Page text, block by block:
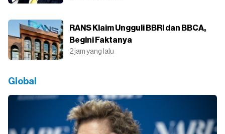
RANS Klaim Ungguli BBRI dan BBCA,
Begini Faktanya
2 jam yang lalu
Global